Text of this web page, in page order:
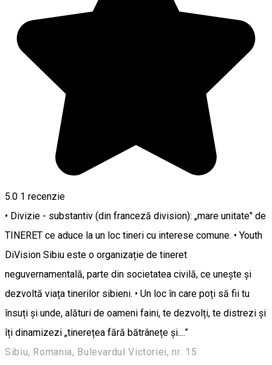
5.0 1 recenzie
• Divizie - substantiv (din franceză division): „mare unitate" de
TINERET ce aduce la un loc tineri cu interese comune. • Youth
DiVision Sibiu este o organizație de tineret
neguvernamentală, parte din societatea civilă, ce unește și
dezvoltă viața tinerilor sibieni. • Un loc în care poți să fii tu
însuți și unde, alături de oameni faini, te dezvolți, te distrezi și
îți dinamizezi „tinerețea fără bătrânețe și....”
Sibiu, Romania, Bulevardul Victoriei, nr. 15